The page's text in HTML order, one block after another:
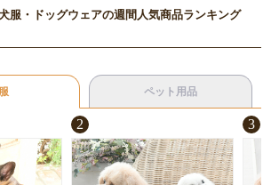
服・ドッグウェアの週間人気商品ランキング
ペット用品
2 3